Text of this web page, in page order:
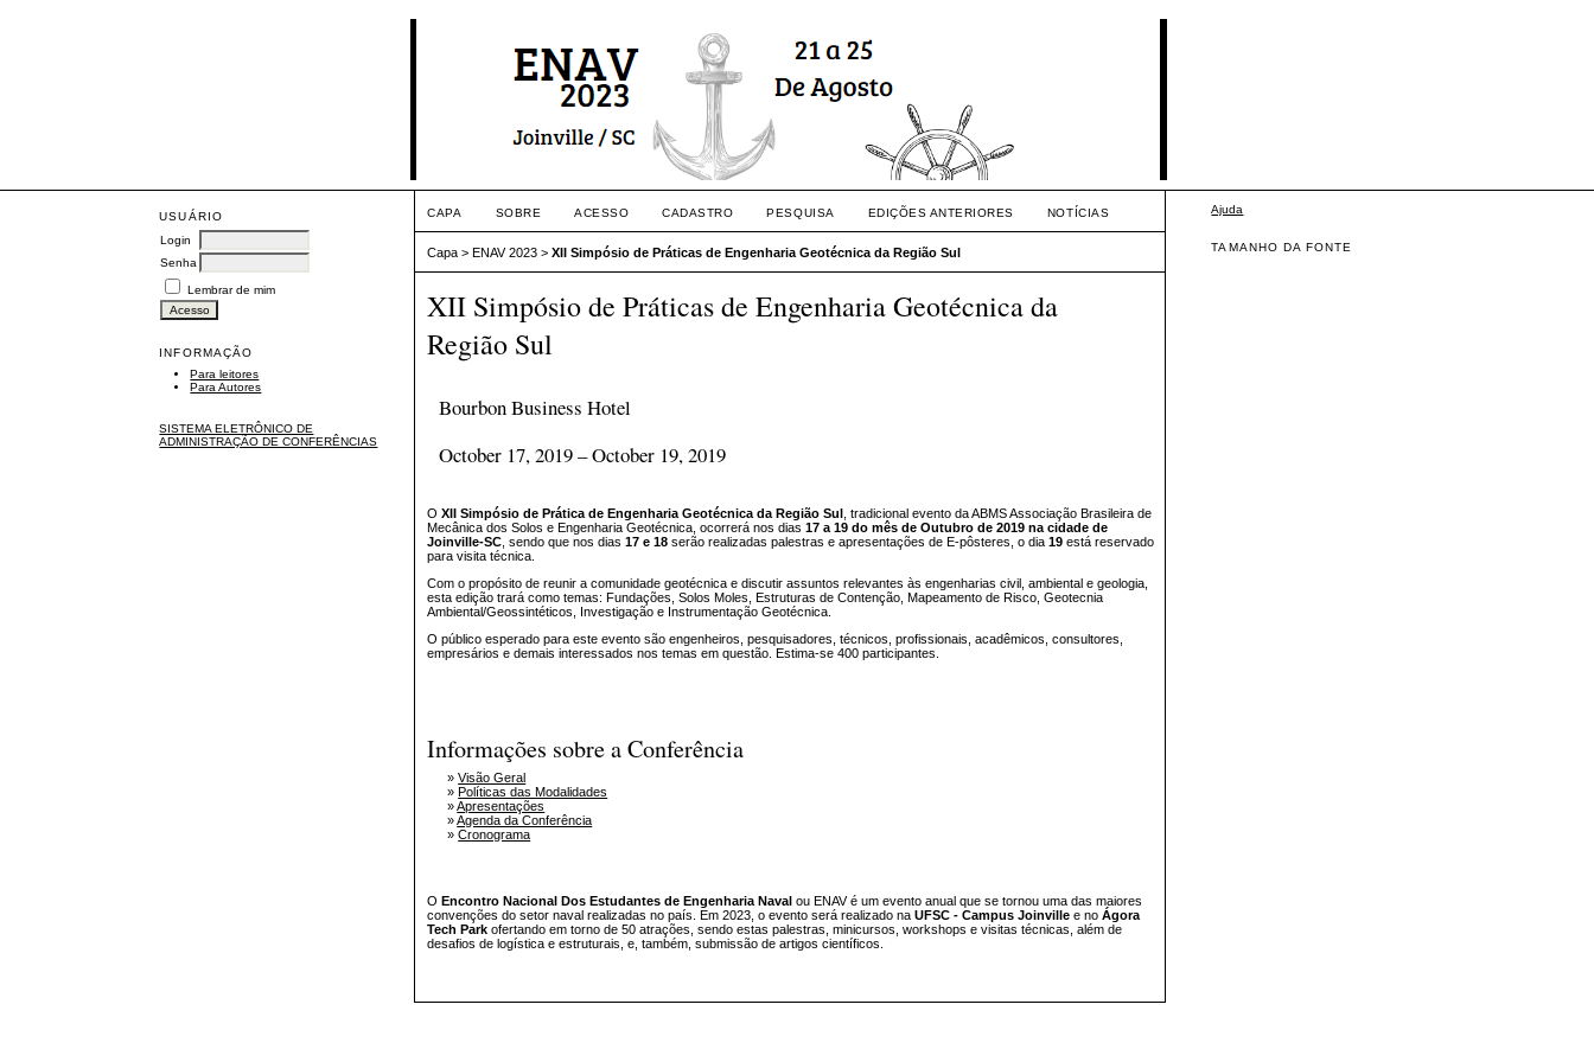
USUÁRIO
Login
Senha
Lembrar de mim
INFORMAÇÃO
Para leitores
Para Autores
SISTEMA ELETRÔNICO DE
ADMINISTRAÇÃO DE CONFERÊNCIAS
Ajuda
TAMANHO DA FONTE
CAPA SOBRE ACESSO CADASTRO PESQUISA EDIÇÕES ANTERIORES NOTÍCIAS
Capa >ENAV 2023 >XII Simpósio de Práticas de Engenharia Geotécnica da Região Sul
XII Simpósio de Práticas de Engenharia Geotécnica da
Região Sul
Bourbon Business Hotel
October 17, 2019 – October 19, 2019
OXII Simpósio de Prática de Engenharia Geotécnica da Região Sul , tradicional evento da ABMS Associação Brasileira de
Mecânica dos Solos e Engenharia Geotécnica, ocorrerá nos dias17 a 19 do mês de Outubro de 2019 na cidade de
Joinville-SC , sendo que nos dias17 e 18 serão realizadas palestras e apresentações de E-pôsteres, o dia19 está reservado
para visita técnica.
Com o propósito de reunir a comunidade geotécnica e discutir assuntos relevantes às engenharias civil, ambiental e geologia,
esta edição trará como temas: Fundações, Solos Moles, Estruturas de Contenção, Mapeamento de Risco, Geotecnia
Ambiental/Geossintéticos, Investigação e Instrumentação Geotécnica.
O público esperado para este evento são engenheiros, pesquisadores, técnicos, profissionais, acadêmicos, consultores,
empresários e demais interessados nos temas em questão. Estima-se 400 participantes.
Informações sobre a Conferência
»Visão Geral
» Políticas das Modalidades
»Apresentações
»Agenda da Conferência
»Cronograma
O Encontro Nacional Dos Estudantes de Engenharia Naval ou ENAV é um evento anual que se tornou uma das maiores
convenções do setor naval realizadas no país. Em 2023, o evento será realizado naUFSC - Campus Joinvillee no Ágora
Tech Park ofertando em torno de 50 atrações, sendo estas palestras, minicursos, workshops e visitas técnicas, além de
desafios de logística e estruturais, e, também, submissão de artigos científicos.